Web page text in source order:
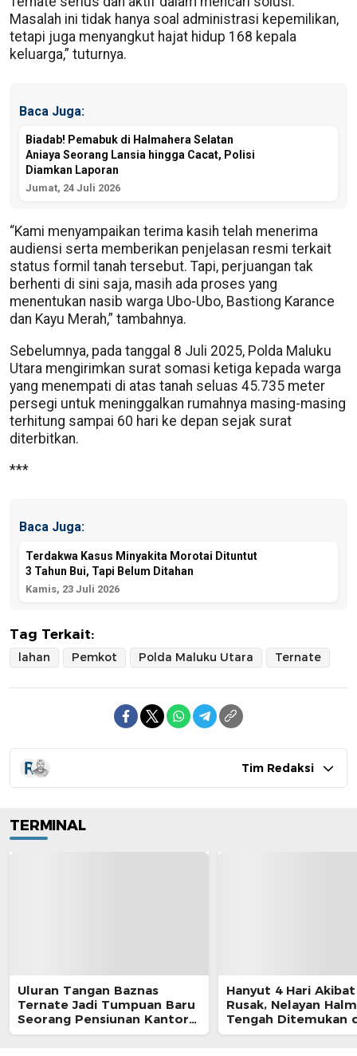
Masalah ini tidak hanya soal administrasi kepemilikan,
tetapi juga menyangkut hajat hidup 168 kepala
keluarga,” tuturnya.
Baca Juga:
Biadab! Pemabuk di Halmahera Selatan
Aniaya Seorang Lansia hingga Cacat, Polisi
Diamkan Laporan
Jumat, 24 Juli 2026
“Kami menyampaikan terima kasih telah menerima
audiensi serta memberikan penjelasan resmi terkait
status formil tanah tersebut. Tapi, perjuangan tak
berhenti di sini saja, masih ada proses yang
menentukan nasib warga Ubo-Ubo, Bastiong Karance
dan Kayu Merah,” tambahnya.
Sebelumnya, pada tanggal 8 Juli 2025, Polda Maluku
Utara mengirimkan surat somasi ketiga kepada warga
yang menempati di atas tanah seluas 45.735 meter
persegi untuk meninggalkan rumahnya masing-masing
terhitung sampai 60 hari ke depan sejak surat
diterbitkan.
***
Baca Juga:
Terdakwa Kasus Minyakita Morotai Dituntut
3 Tahun Bui, Tapi Belum Ditahan
Kamis, 23 Juli 2026
Tag Terkait:
lahan Pemkot Polda Maluku Utara Ternate
Tim Redaksi
TERMINAL
Uluran Tangan Baznas
Ternate Jadi Tumpuan Baru
Seorang Pensiunan Kantor
Pos
Hanyut 4 Hari
Rusak, Nelayan
Tengah Ditemukan
Morotai